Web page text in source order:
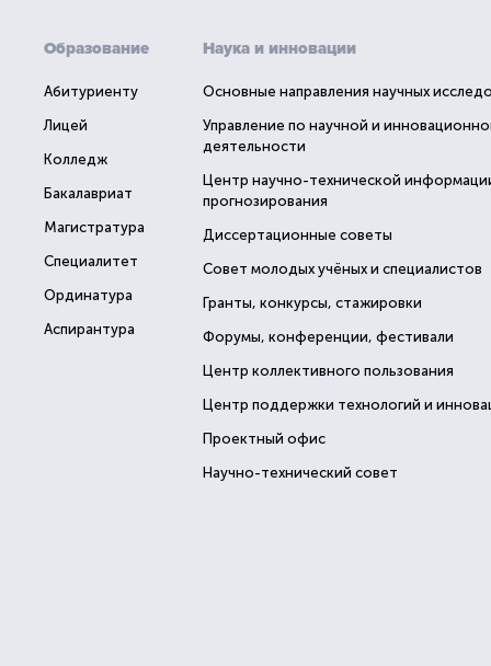
Образование
Абитуриенту
Лицей
Колледж
Бакалавриат
Магистратура
Специалитет
Ординатура
Аспирантура
Наука и инновации
Основные направления научных
Управление по научной и
деятельности
Центр научно-технической
прогнозирования
Диссертационные советы
Совет молодых учёных и специалистов
Гранты, конкурсы, стажировки
Форумы, конференции, фестивали
Центр коллективного пользования
Центр поддержки технологий и
Проектный офис
Научно-технический совет